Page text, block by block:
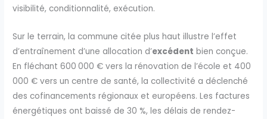
visibilité, conditionnalité, exécution.
Sur le terrain, la commune citée plus haut illustre l’effet
d’entraînement d’une allocation d’excédent bien conçue.
En fléchant 600 000 € vers la rénovation de l’école et 400
000 € vers un centre de santé, la collectivité a déclenché
des cofinancements régionaux et européens. Les factures
énergétiques ont baissé de 30 %, les délais de rendez-